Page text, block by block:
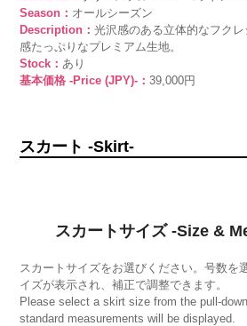
Season： オールシーズン
Description：光沢感のある立体的なフク
感たっぷりなプレミアム生地。
Stock：あり
基本価格 -Price (JPY)-：39,000円
スカート -Skirt-
スカートサイズ -Size &
スカートサイズをお選びください。号数を
イズが表示され、補正で調整できます。
Please select a skirt size from the pull-
standard measurements will be displayed.